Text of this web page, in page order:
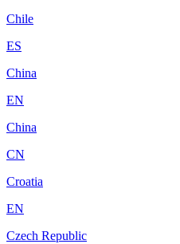
Chile
ES
China
EN
China
CN
Croatia
EN
Czech Republic